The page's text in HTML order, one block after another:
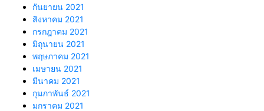
กันยายน 2021
สิงหาคม 2021
กรกฎาคม 2021
มิถุนายน 2021
พฤษภาคม 2021
เมษายน 2021
มีนาคม 2021
กุมภาพันธ์ 2021
มกราคม 2021